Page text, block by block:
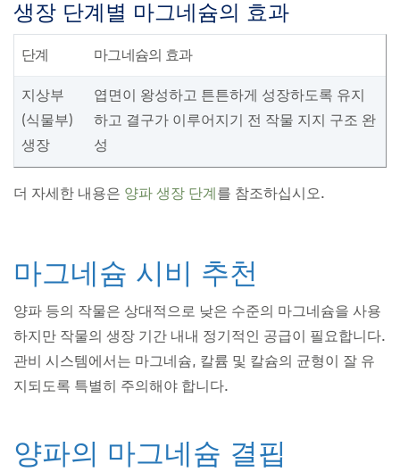
생장 단계별 마그네슘의 효과
단계 마그네슘의 효과
지상부
(식물부)
생장
엽면이 왕성하고 튼튼하게 성장하도록 유지
하고 결구가 이루어지기 전 작물 지지 구조 완
성
더 자세한 내용은 양파 생장 단계 를 참조하십시오.
마그네슘 시비 추천
양파 등의 작물은 상대적으로 낮은 수준의 마그네슘을 사용
하지만 작물의 생장 기간 내내 정기적인 공급이 필요합니다.
관비 시스템에서는 마그네슘, 칼륨 및 칼슘의 균형이 잘 유
지되도록 특별히 주의해야 합니다.
양파의 마그네슘 결핍